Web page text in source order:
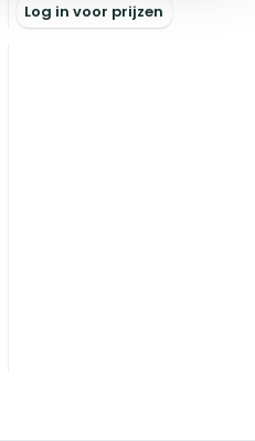
Log in voor prijzen